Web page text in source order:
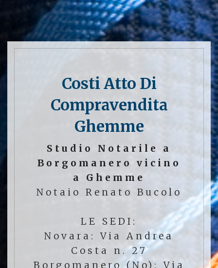
Costi Atto Di
Compravendita
Ghemme
Studio Notarile a
Borgomanero vicino
a Ghemme
Notaio Renato Bucolo
LE SEDI:
Novara: Via Andrea
Costa n. 27
Borgomanero (No): Via